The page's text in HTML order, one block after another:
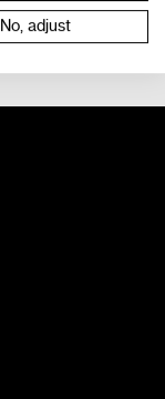
No, adjust